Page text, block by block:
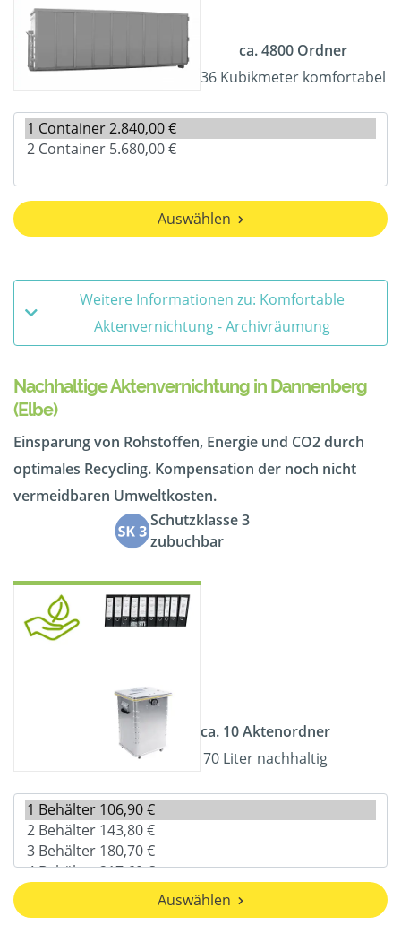
ca. 4800 Ordner
36 Kubikmeter komfortabel
Auswählen
Weitere Informationen zu: Komfortable
Aktenvernichtung - Archivräumung
Nachhaltige Aktenvernichtung in Dannenberg
(Elbe)
Einsparung von Rohstoffen, Energie und CO2 durch
optimales Recycling. Kompensation der noch nicht
vermeidbaren Umweltkosten.
Schutzklasse 3
zubuchbar
ca. 10 Aktenordner
70 Liter nachhaltig
Auswählen